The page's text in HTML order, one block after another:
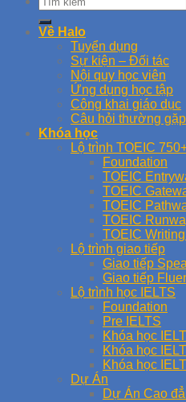
Về Halo
Tuyển dụng
Sự kiện – Đối tác
Nội quy học viên
Ứng dụng học tập
Công khai giáo dục
Câu hỏi thường gặp
Khóa học
Lộ trình TOEIC
Foundation
TOEIC
TOEIC
TOEIC
TOEIC
TOEIC
Lộ trình giao tiếp
Giao tiếp
Giao tiếp
Lộ trình học IELTS
Foundation
Pre IELTS
Khóa học
Khóa học
Khóa học
Dự Án
Dự Án Cao